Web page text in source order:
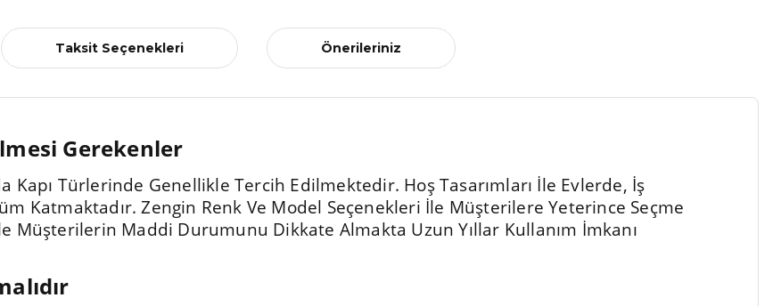
Taksit Seçenekleri Önerileriniz
Gerekenler
Kapı Türlerinde Genellikle Tercih Edilmektedir. Hoş Tasarımları İle Evlerde, İş
Katmaktadır. Zengin Renk Ve Model Seçenekleri İle Müşterilere Yeterince Seçme
Müşterilerin Maddi Durumunu Dikkate Almakta Uzun Yıllar Kullanım İmkanı